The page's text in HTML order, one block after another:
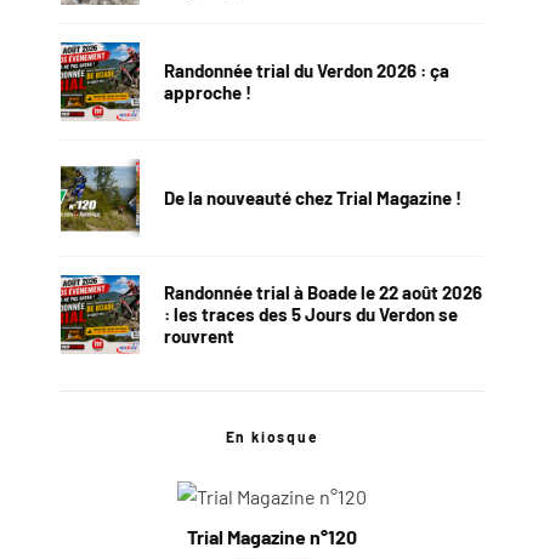
Randonnée trial du Verdon 2026 : ça
approche !
De la nouveauté chez Trial Magazine !
Randonnée trial à Boade le 22 août 2026
: les traces des 5 Jours du Verdon se
rouvrent
En kiosque
Trial Magazine n°120